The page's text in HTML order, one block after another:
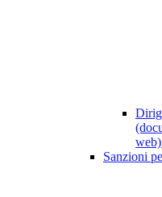
web)
Sanzioni